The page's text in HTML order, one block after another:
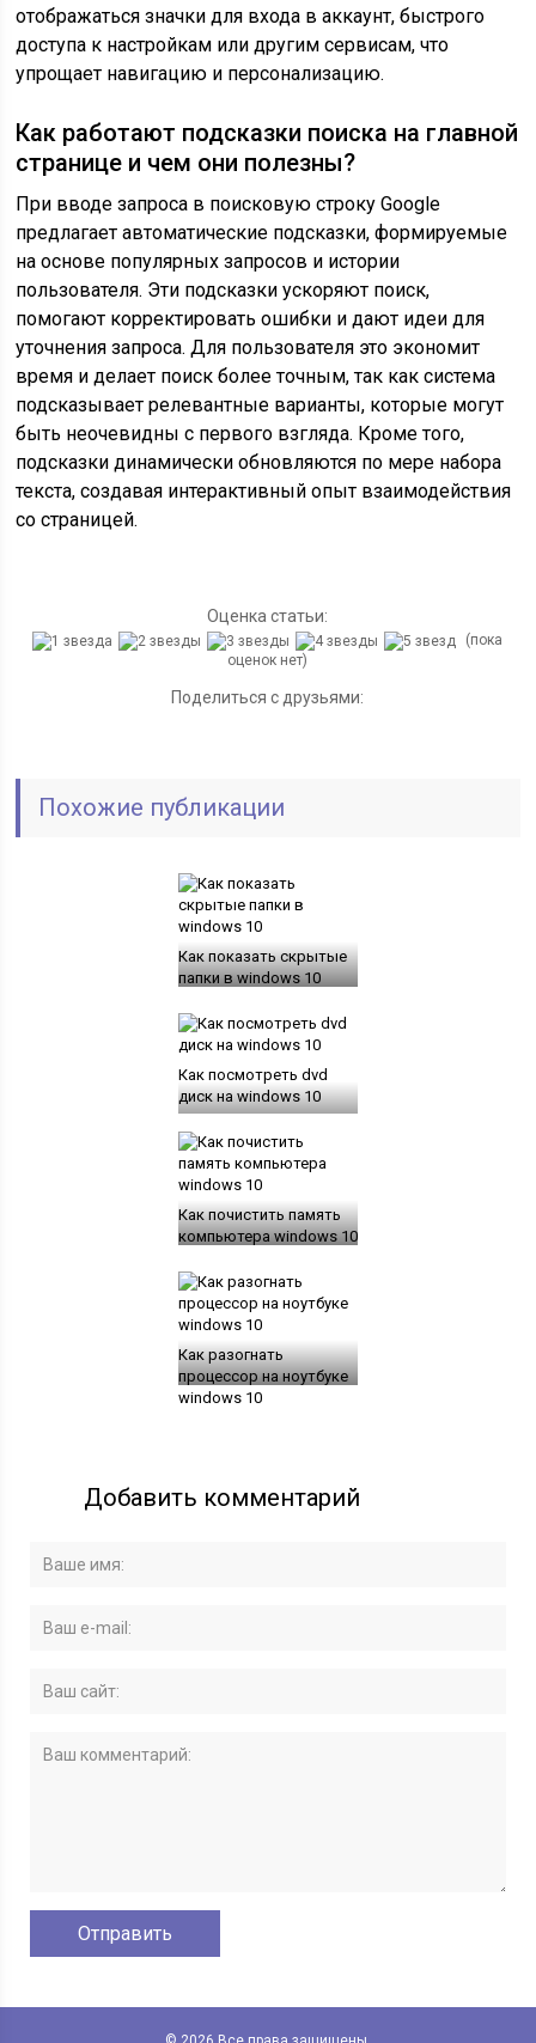
отображаться значки для входа в аккаунт, быстрого
доступа к настройкам или другим сервисам, что
упрощает навигацию и персонализацию.
Как работают подсказки поиска на главной
странице и чем они полезны?
При вводе запроса в поисковую строку Google
предлагает автоматические подсказки, формируемые
на основе популярных запросов и истории
пользователя. Эти подсказки ускоряют поиск,
помогают корректировать ошибки и дают идеи для
уточнения запроса. Для пользователя это экономит
время и делает поиск более точным, так как система
подсказывает релевантные варианты, которые могут
быть неочевидны с первого взгляда. Кроме того,
подсказки динамически обновляются по мере набора
текста, создавая интерактивный опыт взаимодействия
со страницей.
Оценка статьи:
(пока
оценок нет)
Поделиться с друзьями:
Похожие публикации
Как показать скрытые
папки в windows 10
Как посмотреть dvd
диск на windows 10
Как почистить память
компьютера windows 10
Как разогнать
процессор на ноутбуке
windows 10
Добавить комментарий